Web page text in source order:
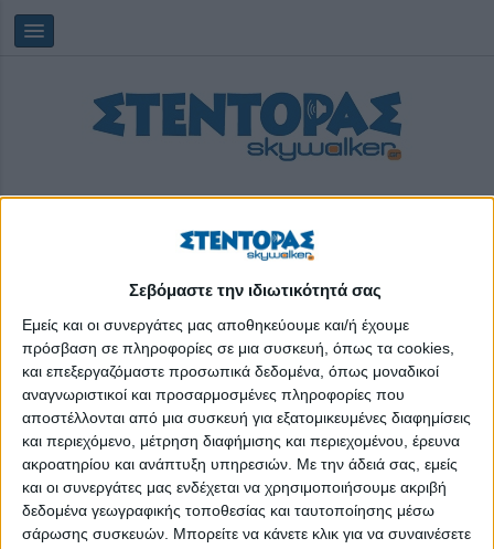
Σεβόμαστε την ιδιωτικότητά σας
Εμείς και οι συνεργάτες μας αποθηκεύουμε και/ή έχουμε
πρόσβαση σε πληροφορίες σε μια συσκευή, όπως τα cookies,
και επεξεργαζόμαστε προσωπικά δεδομένα, όπως μοναδικοί
αναγνωριστικοί και προσαρμοσμένες πληροφορίες που
αποστέλλονται από μια συσκευή για εξατομικευμένες διαφημίσεις
και περιεχόμενο, μέτρηση διαφήμισης και περιεχομένου, έρευνα
ακροατηρίου και ανάπτυξη υπηρεσιών. Με την άδειά σας, εμείς
και οι συνεργάτες μας ενδέχεται να χρησιμοποιήσουμε ακριβή
δεδομένα γεωγραφικής τοποθεσίας και ταυτοποίησης μέσω
σάρωσης συσκευών. Μπορείτε να κάνετε κλικ για να συναινέσετε
Κυριακή, 09/08/202602:15:32
100 κτίρια της Αθήνας
Στα Social Media, 11 - 18 Μαρτίου 2019